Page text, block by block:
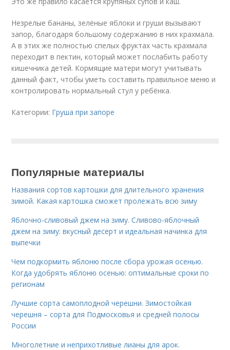
Незрелые бананы, зелёные яблоки и груши вызывают
запор, благодаря большому содержанию в них крахмала.
А в этих же полностью спелых фруктах часть крахмала
переходит в пектин, который может послабить работу
кишечника детей. Кормящие матери могут учитывать
данный факт, чтобы уметь составить правильное меню и
контролировать нормальный стул у ребёнка.
Категории: Груша при запоре
Популярные материалы
Названия сортов картошки для длительного хранения
зимой. Какая картошка сможет пролежать всю зиму
Яблочно-сливовый джем на зиму. Сливово-яблочный
джем на зиму: вкусный десерт и идеальная начинка для
выпечки
Чем подкормить яблоню после сбора урожая осенью.
Когда удобрять яблоню осенью: оптимальные сроки по
регионам
Лучшие сорта самоплодной черешни. Зимостойкая
черешня – сорта для Подмосковья и средней полосы
России
Многолетние и неприхотливые лианы для арок.